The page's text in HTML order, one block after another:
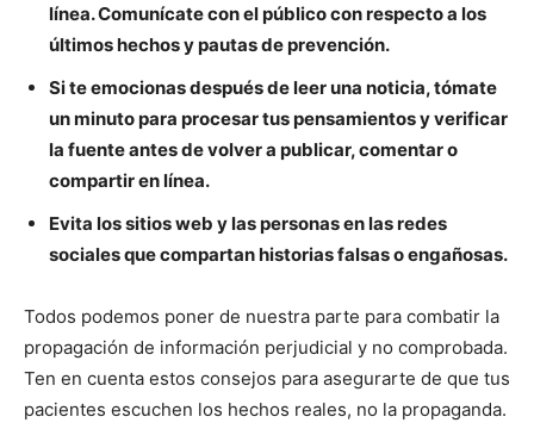
línea. Comunícate con el público con respecto a los
últimos hechos y pautas de prevención.
Si te emocionas después de leer una noticia, tómate
un minuto para procesar tus pensamientos y verificar
la fuente antes de volver a publicar, comentar o
compartir en línea.
Evita los sitios web y las personas en las redes
sociales que compartan historias falsas o engañosas.
Todos podemos poner de nuestra parte para combatir la
propagación de información perjudicial y no comprobada.
Ten en cuenta estos consejos para asegurarte de que tus
pacientes escuchen los hechos reales, no la propaganda.